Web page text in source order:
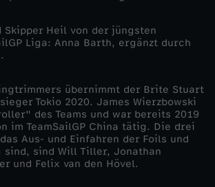
Heil von der jüngsten
Liga: Anna Barth, ergänzt durch
übernimmt der Brite Stuart
Tokio 2020. James Wierzbowski
des Teams und war bereits 2019
im TeamSailGP China tätig. Die drei
Aus- und Einfahren der Foils und
sind, sind Will Tiller, Jonathan
und Felix van den Hövel.